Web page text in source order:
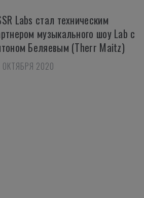
Labs стал техническим
музыкального шоу Lab с
Беляевым (Therr Maitz)
ОКТЯБРЯ 2020